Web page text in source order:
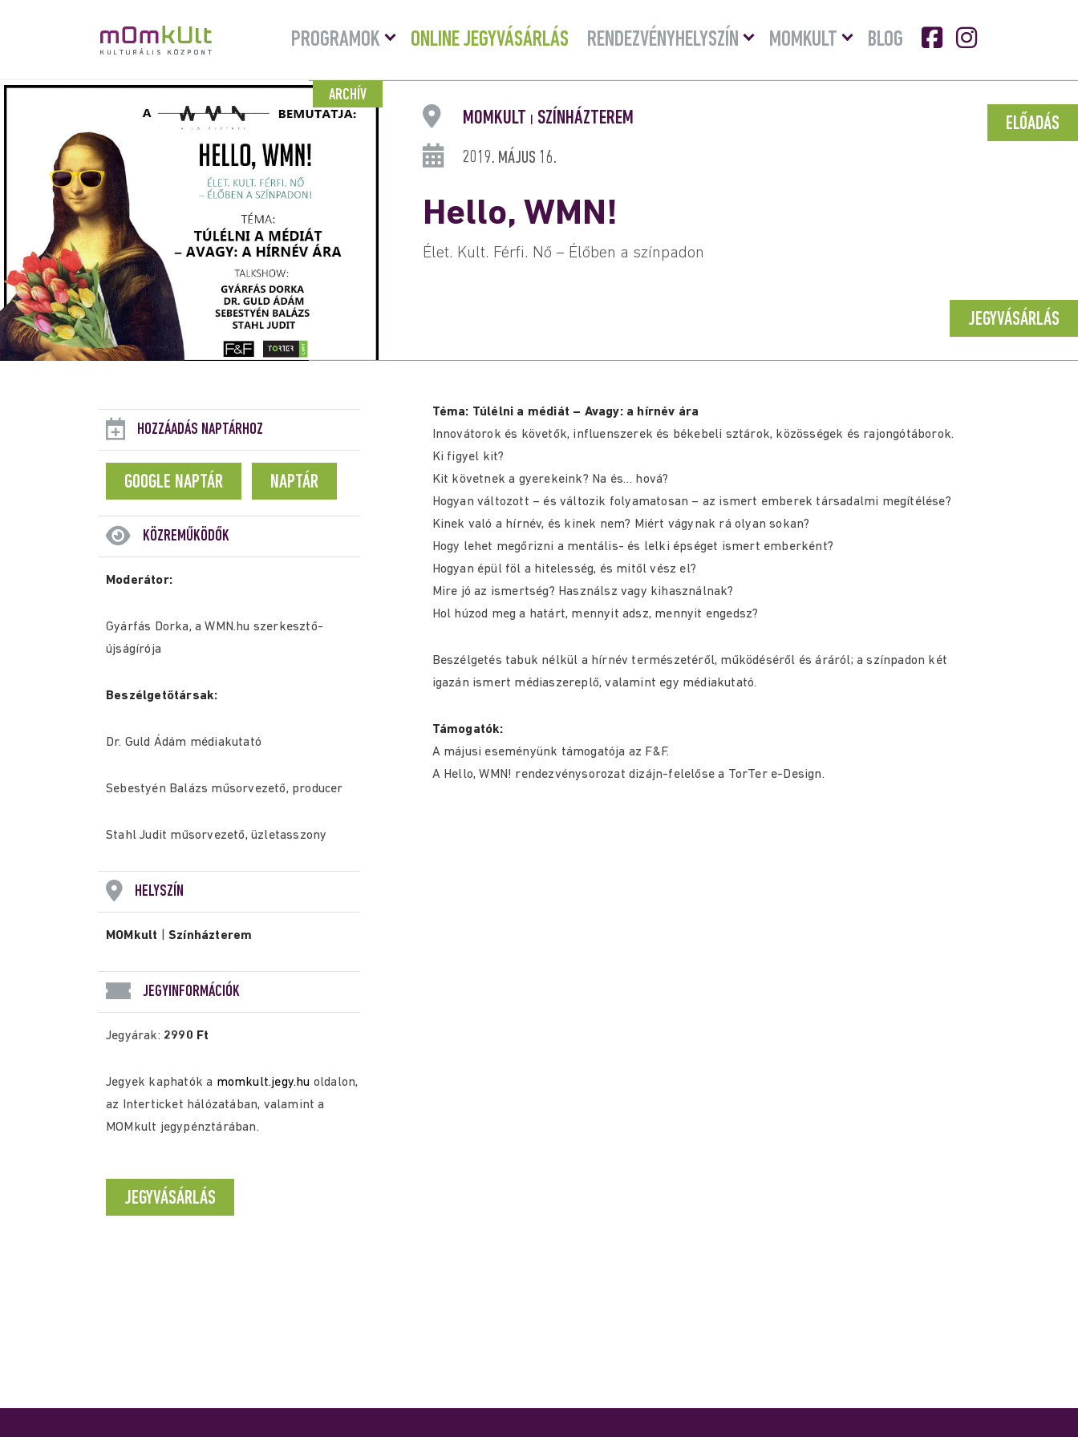
PROGRAMOK
Menü
lenyitása
ONLINE JEGYVÁSÁRLÁS RENDEZVÉNYHELYSZÍN
Menü
lenyitásaMOMKULT
Menü
lenyitása
BLOG
ARCHÍV
ELŐADÁS
MOMKULT SZÍNHÁZTEREM
2019. MÁJUS 16.
Hello, WMN!
Élet. Kult. Férfi. Nő – Élőben a színpadon
JEGYVÁSÁRLÁS
HOZZÁADÁS NAPTÁRHOZ
GOOGLE NAPTÁR NAPTÁR
KÖZREMŰKÖDŐK
Moderátor:
Gyárfás Dorka, a WMN.hu szerkesztő-
újságírója
Beszélgetőtársak:
Dr. Guld Ádám médiakutató
Sebestyén Balázs műsorvezető, producer
Stahl Judit műsorvezető, üzletasszony
HELYSZÍN
MOMkult |Színházterem
JEGYINFORMÁCIÓK
Jegyárak: 2990 Ft
Jegyek kaphatók a momkult.jegy.hu oldalon,
az Interticket hálózatában, valamint a
MOMkult jegypénztárában.
JEGYVÁSÁRLÁS
Téma: Túlélni a médiát – Avagy: a hírnév ára
Innovátorok és követők, influenszerek és békebeli sztárok, közösségek és rajongótáborok.
Ki figyel kit?
Kit követnek a gyerekeink? Na és… hová?
Hogyan változott – és változik folyamatosan – az ismert emberek társadalmi megítélése?
Kinek való a hírnév, és kinek nem? Miért vágynak rá olyan sokan?
Hogy lehet megőrizni a mentális- és lelki épséget ismert emberként?
Hogyan épül föl a hitelesség, és mitől vész el?
Mire jó az ismertség? Használsz vagy kihasználnak?
Hol húzod meg a határt, mennyit adsz, mennyit engedsz?
Beszélgetés tabuk nélkül a hírnév természetéről, működéséről és áráról; a színpadon két
igazán ismert médiaszereplő, valamint egy médiakutató.
Támogatók:
A májusi eseményünk támogatója az F&F.
A Hello, WMN! rendezvénysorozat dizájn-felelőse a TorTer e-Design.